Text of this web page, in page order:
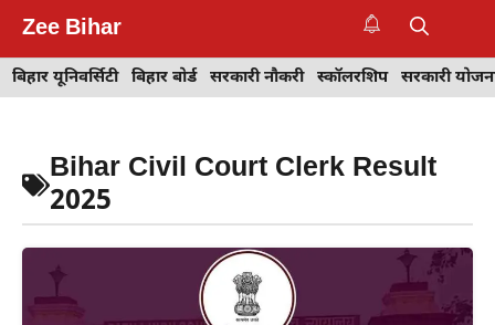
content
Zee Bihar
बिहार यूनिवर्सिटी बिहार बोर्ड सरकारी नौकरी स्कॉलरशिप सरकारी
Bihar Civil Court Clerk Result
2025